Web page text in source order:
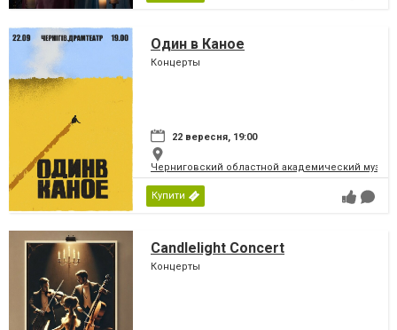
Один в Каное
Концерты
22 вересня, 19:00
Черниговский областной академический
Купити
Candlelight Concert
Концерты